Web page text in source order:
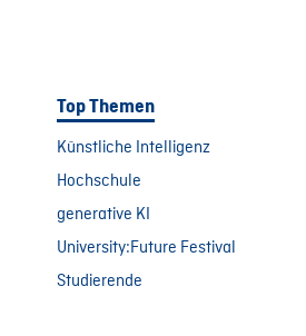
Top Themen
Künstliche Intelligenz
Hochschule
generative KI
University:Future Festival
Studierende